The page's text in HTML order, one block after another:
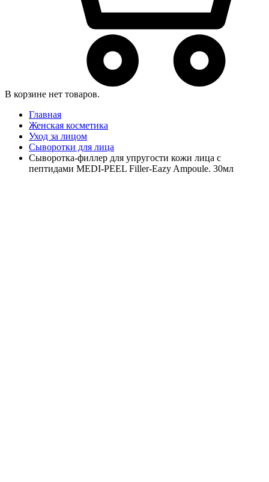
В корзине нет товаров.
Главная
Женская косметика
Уход за лицом
Сыворотки для лица
Сыворотка-филлер для упругости кожи лица с
пептидами MEDI-PEEL Filler-Eazy Ampoule. 30мл